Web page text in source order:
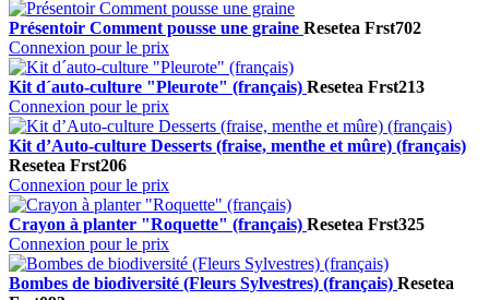
Présentoir Comment pousse une graine Resetea Frst702
Connexion pour le prix
Kit d´auto-culture "Pleurote" (français) Resetea Frst213
Connexion pour le prix
Kit d’Auto-culture Desserts (fraise, menthe et mûre) (français)
Resetea Frst206
Connexion pour le prix
Crayon à planter "Roquette" (français) Resetea Frst325
Connexion pour le prix
Bombes de biodiversité (Fleurs Sylvestres) (français) Resetea